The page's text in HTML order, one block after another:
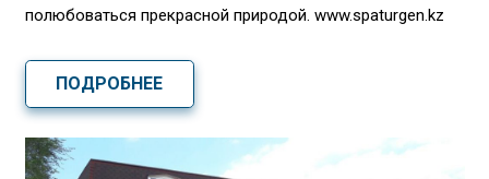
полюбоваться прекрасной природой. www.spaturgen.kz
ПОДРОБНЕЕ